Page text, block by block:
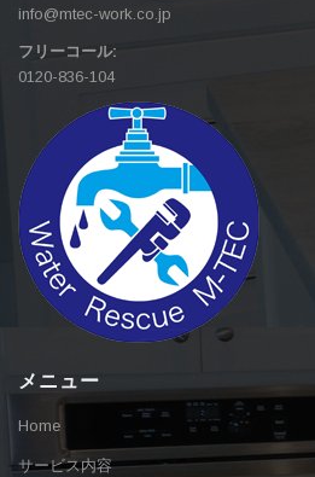
info@mtec-work.co.jp
フリーコール:
0120-836-104
メニュー
Home
サービス内容